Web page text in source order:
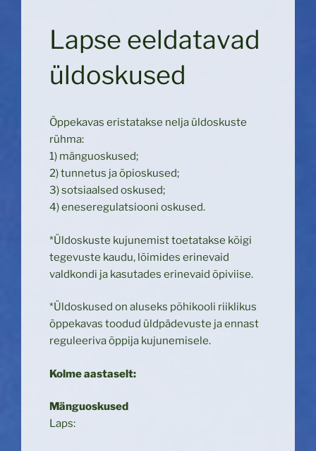
Lapse eeldatavad
üldoskused
Õppekavas eristatakse nelja üldoskuste
rühma:
1) mänguoskused;
2) tunnetus ja õpioskused;
3) sotsiaalsed oskused;
4) eneseregulatsiooni oskused.
*Üldoskuste kujunemist toetatakse kõigi
tegevuste kaudu, lõimides erinevaid
valdkondi ja kasutades erinevaid õpiviise.
*Üldoskused on aluseks põhikooli riiklikus
õppekavas toodud üldpädevuste ja ennast
reguleeriva õppija kujunemisele.
Kolme aastaselt:
Mänguoskused
Laps: